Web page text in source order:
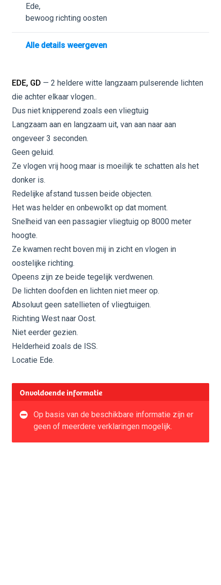
Ede,
bewoog richting oosten
Alle details weergeven
EDE, GD — 2 heldere witte langzaam pulserende lichten
die achter elkaar vlogen..
Dus niet knipperend zoals een vliegtuig
Langzaam aan en langzaam uit, van aan naar aan
ongeveer 3 seconden.
Geen geluid.
Ze vlogen vrij hoog maar is moeilijk te schatten als het
donker is.
Redelijke afstand tussen beide objecten.
Het was helder en onbewolkt op dat moment.
Snelheid van een passagier vliegtuig op 8000 meter
hoogte.
Ze kwamen recht boven mij in zicht en vlogen in
oostelijke richting.
Opeens zijn ze beide tegelijk verdwenen.
De lichten doofden en lichten niet meer op.
Absoluut geen satellieten of vliegtuigen.
Richting West naar Oost.
Niet eerder gezien.
Helderheid zoals de ISS.
Locatie Ede.
Onvoldoende informatie
Op basis van de beschikbare informatie zijn er
geen of meerdere verklaringen mogelijk.